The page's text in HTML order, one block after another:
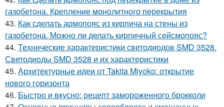
газобетона. Крепление монолитного перекрытия
43. Как сделать армопояс из кирпича на стены из
газобетона. Можно ли делать кирпичный сейсмопояс?
44. Технические характеристики светодиодов SMD 3528.
Светодиоды SMD 3528 и их характеристики
45. Архитектурные идеи от Takita Miyoko: открытие
нового горизонта
46. Быстро и вкусно: рецепт замороженного брокколи